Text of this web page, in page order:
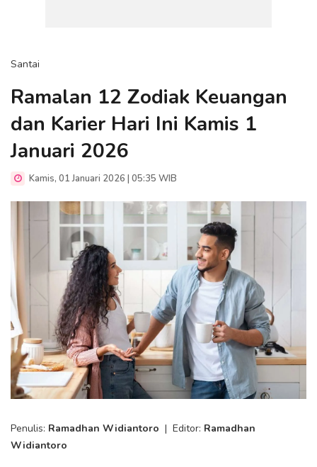
Santai
Ramalan 12 Zodiak Keuangan
dan Karier Hari Ini Kamis 1
Januari 2026
Kamis, 01 Januari 2026 | 05:35 WIB
Penulis: Ramadhan Widiantoro | Editor: Ramadhan
Widiantoro